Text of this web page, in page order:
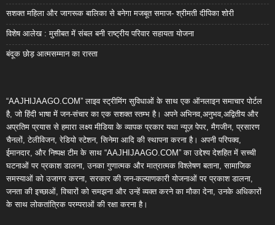
सशक्त महिला और जागरूक बालिका से बनेगा मजबूत समाज- श्रीमती दीपिका शोरी
विशेष आलेख : मुसीबत में संबल बनी राष्ट्रीय परिवार सहायता योजना
बंदूक छोड़ आत्मसम्मान का रास्ता
“AAJHIJAAGO.COM” लाइव स्ट्रीमिंग सुविधाओं के साथ एक ऑनलाइन समाचार पोर्टल
है, जो हिंदी भाषा में जन-संचार का एक सशक्त स्तम्भ है। अपने अभिनव,अनुभव,अद्वितीय और
अप्रतिम प्रयास से हमारा लक्ष्य मीडिया के व्यापक प्रकार यथा न्यूज़ पेपर, मैगजीन, प्रसारण
चैनलों, टेलीविजन, रेडियो स्टेशन, सिनेमा आदि की स्थापना करना है। अपनी परिपक्व,
ईमानदार, और निष्पक्ष टीम के साथ “AAJHIJAAGO.COM” का उद्देश्य देशहित में सच्ची
घटनाओं पर प्रकाश डालना, उनका गुणात्मक और मात्रात्मक विश्लेषण बताना, सामाजिक
समस्याओं को उजागर करना, सरकार की जन-कल्याणकारी योजनाओं पर प्रकाश डालना,
जनता की इच्छाओं, विचारों को समझना और उन्हें व्यक्त करने का मौका देना, उनके अधिकारों
के साथ लोकतांत्रिक परम्पराओं की रक्षा करना है।